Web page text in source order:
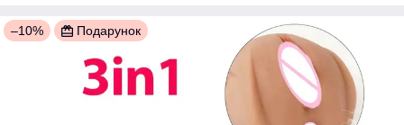
–10% Подарунок